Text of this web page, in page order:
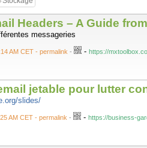
Headers – A Guide
messageries
AM CET - permalink - - https://
jetable pour lutter
slides/
AM CET - permalink - - https://business-